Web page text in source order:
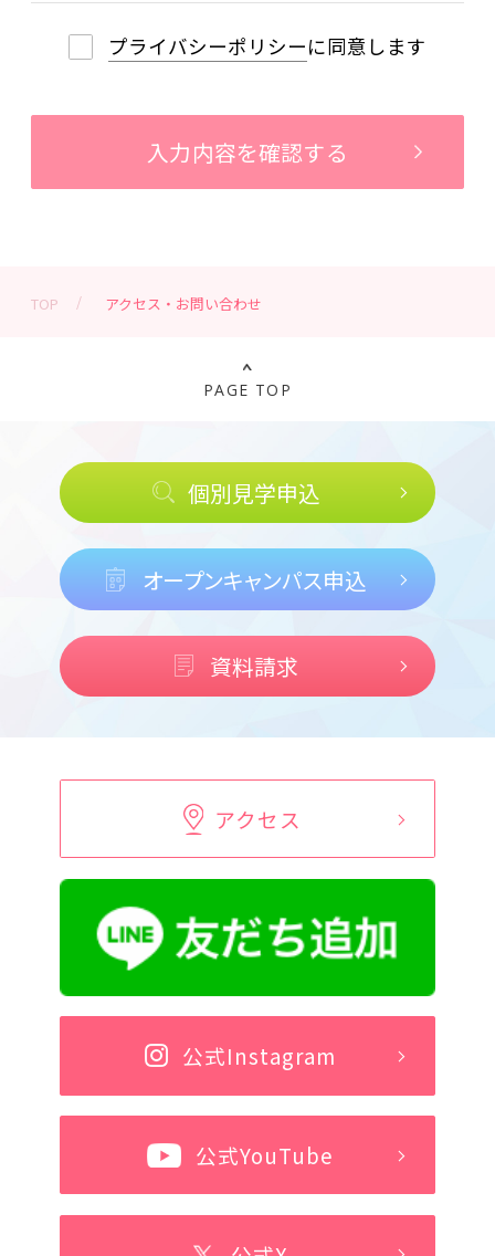
プライバシーポリシーに同意します
入力内容を確認する
TOP アクセス・お問い合わせ
PAGE TOP
個別見学申込
オープンキャンパス申込
資料請求
アクセス
公式Instagram
公式YouTube